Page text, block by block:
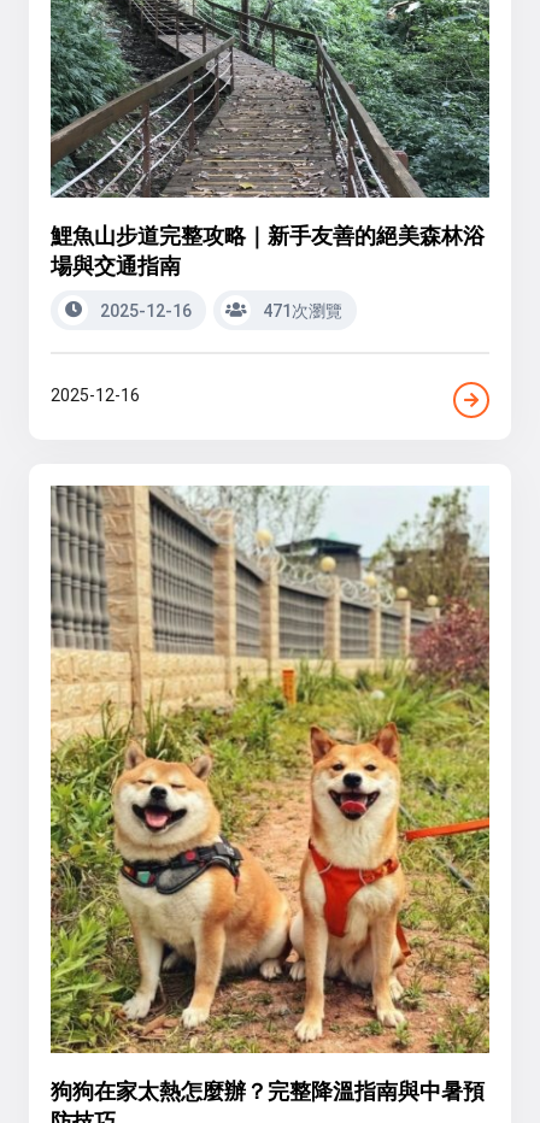
鯉魚山步道完整攻略｜新手友善的絕美森林浴
場與交通指南
2025-12-16 471次瀏覽
2025-12-16
狗狗在家太熱怎麼辦？完整降溫指南與中暑預